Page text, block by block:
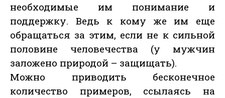
необходимые им понимание и
поддержку. Ведь к кому же им еще
обращаться за этим, если не к сильной
половине человечества (у мужчин
заложено природой – защищать).
Можно приводить бесконечное
количество примеров, ссылаясь на